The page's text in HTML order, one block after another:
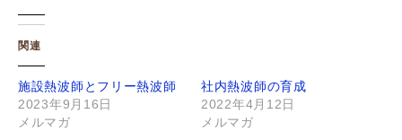
関連
施設熱波師とフリー熱波師
2023年9月16日
メルマガ
社内熱波師の育成
2022年4月12日
メルマガ